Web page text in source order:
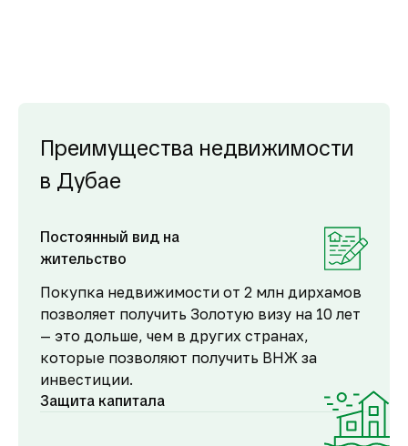
Преимущества недвижимости
в Дубае
Постоянный вид на
жительство
Покупка недвижимости от 2 млн дирхамов
позволяет получить Золотую визу на 10 лет
— это дольше, чем в других странах,
которые позволяют получить ВНЖ за
инвестиции.
Защита капитала